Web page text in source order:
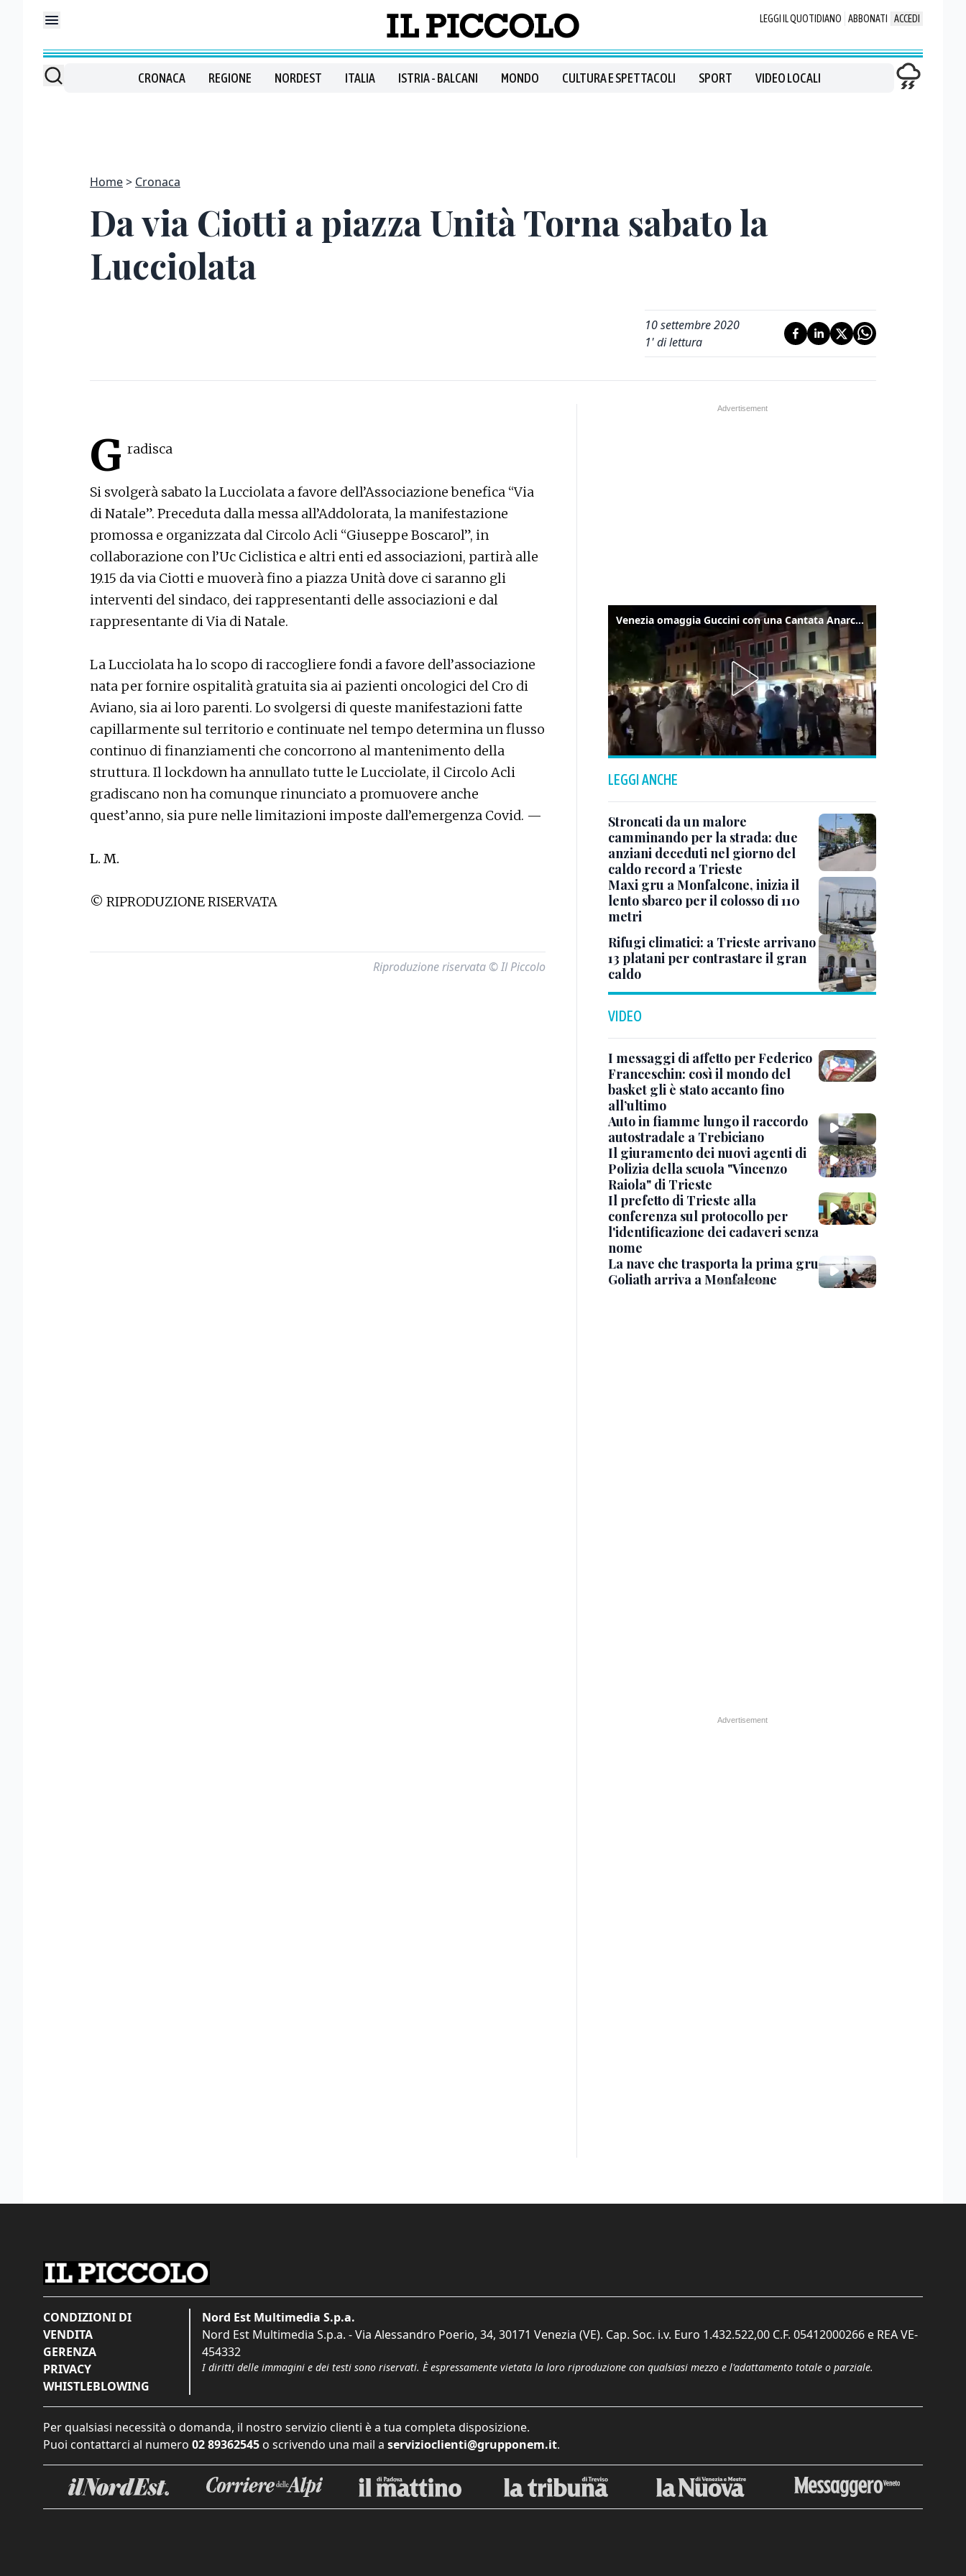
LEGGI IL QUOTIDIANO ABBONATI ACCEDI
CRONACA REGIONE NORDEST ITALIA ISTRIA - BALCANI MONDO CULTURA E SPETTACOLI SPORT VIDEO LOCALI
Home Cronaca
Da via Ciotti a piazza Unità Torna sabato la
Lucciolata
10 settembre 2020
1' di lettura
G radisca
Si svolgerà sabato la Lucciolata a favore dell’Associazione benefica “Via
di Natale”. Preceduta dalla messa all’Addolorata, la manifestazione
promossa e organizzata dal Circolo Acli “Giuseppe Boscarol”, in
collaborazione con l’Uc Ciclistica e altri enti ed associazioni, partirà alle
19.15 da via Ciotti e muoverà fino a piazza Unità dove ci saranno gli
interventi del sindaco, dei rappresentanti delle associazioni e dal
rappresentante di Via di Natale.
La Lucciolata ha lo scopo di raccogliere fondi a favore dell’associazione
nata per fornire ospitalità gratuita sia ai pazienti oncologici del Cro di
Aviano, sia ai loro parenti. Lo svolgersi di queste manifestazioni fatte
capillarmente sul territorio e continuate nel tempo determina un flusso
continuo di finanziamenti che concorrono al mantenimento della
struttura. Il lockdown ha annullato tutte le Lucciolate, il Circolo Acli
gradiscano non ha comunque rinunciato a promuovere anche
quest’anno, sia pure nelle limitazioni imposte dall’emergenza Covid. —
L. M.
© RIPRODUZIONE RISERVATA
Riproduzione riservata © Il Piccolo
Venezia omaggia Guccini con una Cantata Anarchica in campo Santa Margherita
LEGGI ANCHE
Stroncati da un malore
camminando per la strada: due
anziani deceduti nel giorno del
caldo record a Trieste
Maxi gru a Monfalcone, inizia il
lento sbarco per il colosso di 110
metri
Rifugi climatici: a Trieste arrivano
13 platani per contrastare il gran
caldo
VIDEO
I messaggi di affetto per Federico
Franceschin: così il mondo del
basket gli è stato accanto fino
all’ultimo
Auto in fiamme lungo il raccordo
autostradale a Trebiciano
Il giuramento dei nuovi agenti di
Polizia della scuola "Vincenzo
Raiola" di Trieste
Il prefetto di Trieste alla
conferenza sul protocollo per
l'identificazione dei cadaveri senza
nome
La nave che trasporta la prima gru
Goliath arriva a Monfalcone
CONDIZIONI DI
VENDITA
GERENZA
PRIVACY
WHISTLEBLOWING
Nord Est Multimedia S.p.a.
Nord Est Multimedia S.p.a. - Via Alessandro Poerio, 34, 30171 Venezia (VE). Cap. Soc. i.v. Euro 1.432.522,00 C.F. 05412000266 e REA VE-
454332
I diritti delle immagini e dei testi sono riservati. È espressamente vietata la loro riproduzione con qualsiasi mezzo e l'adattamento totale o parziale.
Per qualsiasi necessità o domanda, il nostro servizio clienti è a tua completa disposizione.
Puoi contattarci al numero 02 89362545 o scrivendo una mail a servizioclienti@grupponem.it.